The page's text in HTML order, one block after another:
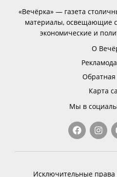
«Вечёрка» — газета
материалы, освещающие
экономические и
О
Обратная
Карта
Мы в
Исключительные права